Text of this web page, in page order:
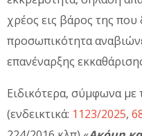
χρέος εις βάρος της
προσωπικότητα
επανέναρξης
Ειδικότερα, σύμφωνα με
(ενδεικτικά: 1123/2025,